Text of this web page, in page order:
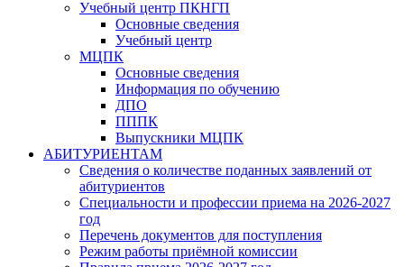
Учебный центр ПКНГП
Основные сведения
Учебный центр
МЦПК
Основные сведения
Информация по обучению
ДПО
ПППК
Выпускники МЦПК
АБИТУРИЕНТАМ
Сведения о количестве поданных заявлений от
абитуриентов
Специальности и профессии приема на 2026-2027
год
Перечень документов для поступления
Режим работы приёмной комиссии